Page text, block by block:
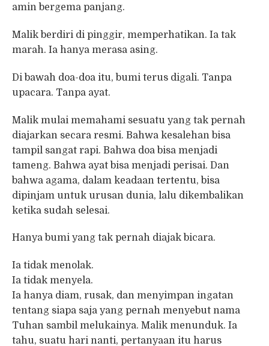
amin bergema panjang.
Malik berdiri di pinggir, memperhatikan. Ia tak
marah. Ia hanya merasa asing.
Di bawah doa-doa itu, bumi terus digali. Tanpa
upacara. Tanpa ayat.
Malik mulai memahami sesuatu yang tak pernah
diajarkan secara resmi. Bahwa kesalehan bisa
tampil sangat rapi. Bahwa doa bisa menjadi
tameng. Bahwa ayat bisa menjadi perisai. Dan
bahwa agama, dalam keadaan tertentu, bisa
dipinjam untuk urusan dunia, lalu dikembalikan
ketika sudah selesai.
Hanya bumi yang tak pernah diajak bicara.
Ia tidak menolak.
Ia tidak menyela.
Ia hanya diam, rusak, dan menyimpan ingatan
tentang siapa saja yang pernah menyebut nama
Tuhan sambil melukainya. Malik menunduk. Ia
tahu, suatu hari nanti, pertanyaan itu harus